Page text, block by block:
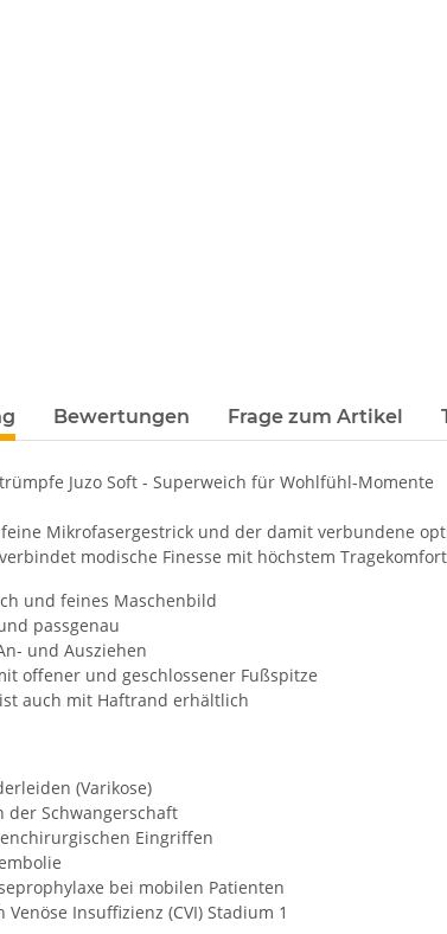
Bewertungen Frage zum Artikel
Juzo Soft - Superweich für Wohlfühl-Momente
Mikrofasergestrick und der damit verbundene
modische Finesse mit höchstem
und feines Maschenbild
passgenau
und Ausziehen
offener und geschlossener Fußspitze
ist auch mit Haftrand erhältlich
(Varikose)
der Schwangerschaft
Eingriffen
bei mobilen Patienten
Venöse Insuffizienz (CVI) Stadium 1